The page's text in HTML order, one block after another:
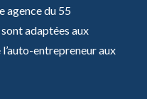
agence du 55
adaptées aux
entrepreneur aux